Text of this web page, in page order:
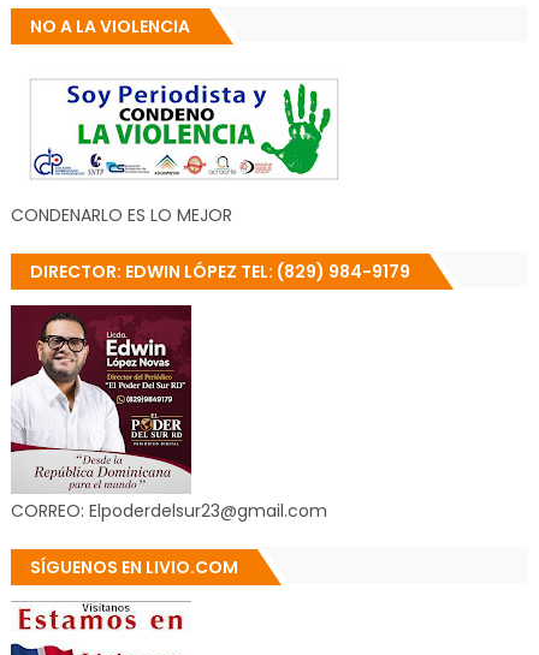
NO A LA VIOLENCIA
CONDENARLO ES LO MEJOR
DIRECTOR: EDWIN LÓPEZ TEL: (829) 984-9179
CORREO: Elpoderdelsur23@gmail.com
SÍGUENOS EN LIVIO.COM